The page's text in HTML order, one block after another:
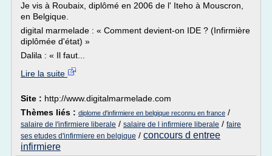
Je vis à Roubaix, diplômé en 2006 de l' Iteho à Mouscron,
en Belgique.
digital marmelade : « Comment devient-on IDE ? (Infirmière
diplômée d'état) »
Dalila : « Il faut...
Lire la suite
Site : http://www.digitalmarmelade.com
Thèmes liés : diplome d'infirmiere en belgique reconnu en france /
salaire de l'infirmiere liberale / salaire de l infirmiere liberale / faire
ses etudes d'infirmiere en belgique / concours d entree
infirmiere